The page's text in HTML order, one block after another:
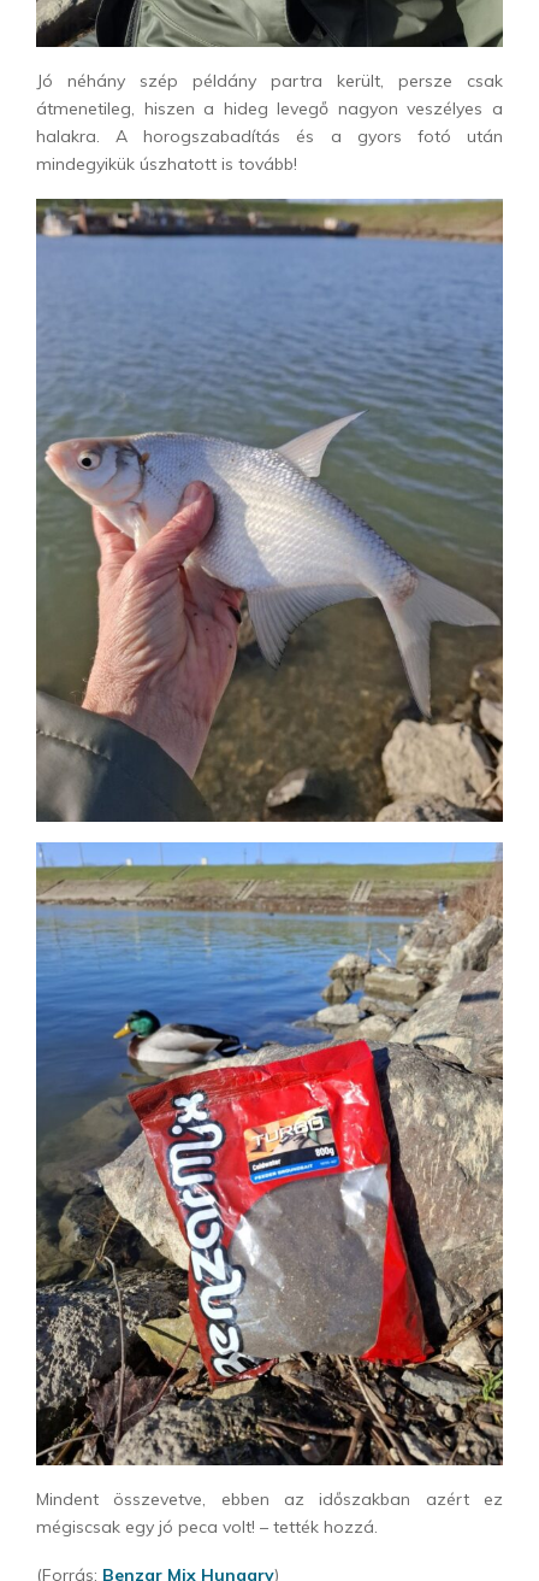
Jó néhány szép példány partra került, persze csak
átmenetileg, hiszen a hideg levegő nagyon veszélyes a
halakra. A horogszabadítás és a gyors fotó után
mindegyikük úszhatott is tovább!
Mindent összevetve, ebben az időszakban azért ez
mégiscsak egy jó peca volt! – tették hozzá.
(Forrás: Benzar Mix Hungary)